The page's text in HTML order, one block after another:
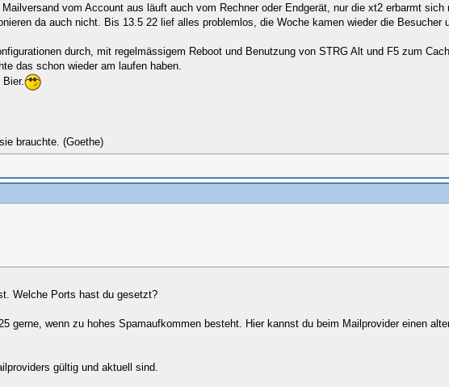
vom Account aus läuft auch vom Rechner oder Endgerät, nur die xt2 erbarmt
da auch nicht. Bis 13.5 22 lief alles problemlos, die Woche kamen wieder die
durch, mit regelmässigem Reboot und Benutzung von STRG Alt und F5 zum
das schon wieder am laufen haben.
brauchte. (Goethe)
Welche Ports hast du gesetzt?
gerne, wenn zu hohes Spamaufkommen besteht. Hier kannst du beim Mailprovider einen
gültig und aktuell sind.